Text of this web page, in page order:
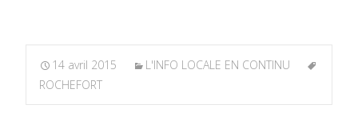
14 avril 2015
L'INFO LOCALE EN CONTINU
ROCHEFORT